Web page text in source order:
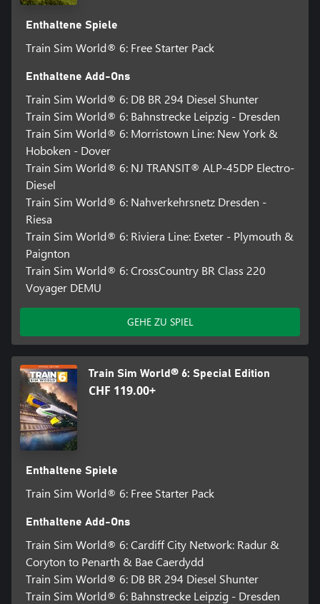
Enthaltene Spiele
Train Sim World® 6: Free Starter Pack
Enthaltene Add-Ons
Train Sim World® 6: DB BR 294 Diesel Shunter
Train Sim World® 6: Bahnstrecke Leipzig - Dresden
Train Sim World® 6: Morristown Line: New York &
Hoboken - Dover
Train Sim World® 6: NJ TRANSIT® ALP-45DP Electro-
Diesel
Train Sim World® 6: Nahverkehrsnetz Dresden -
Riesa
Train Sim World® 6: Riviera Line: Exeter - Plymouth &
Paignton
Train Sim World® 6: CrossCountry BR Class 220
Voyager DEMU
GEHE ZU SPIEL
Train Sim World® 6: Special Edition
CHF 119.00+
Enthaltene Spiele
Train Sim World® 6: Free Starter Pack
Enthaltene Add-Ons
Train Sim World® 6: Cardiff City Network: Radur &
Coryton to Penarth & Bae Caerdydd
Train Sim World® 6: DB BR 294 Diesel Shunter
Train Sim World® 6: Bahnstrecke Leipzig - Dresden